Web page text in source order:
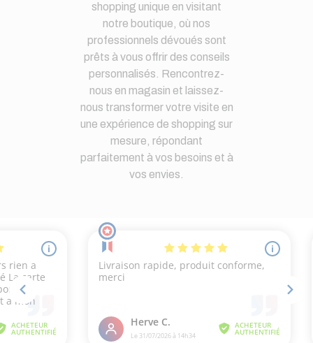
shopping unique en visitant
notre boutique, où nos
professionnels dévoués sont
prêts à vous offrir des conseils
personnalisés. Rencontrez-
nous en magasin et laissez-
nous transformer votre visite en
une expérience de shopping sur
mesure, répondant
parfaitement à vos besoins et à
vos envies.